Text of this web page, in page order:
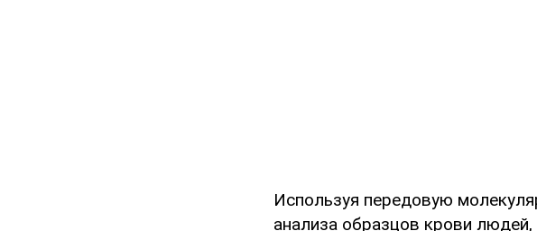
Используя передовую
анализа образцов крови